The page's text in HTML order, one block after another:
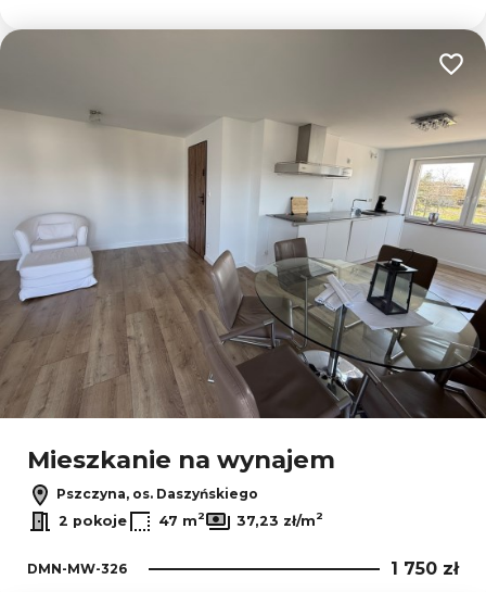
Mieszkanie na wynajem
Pszczyna, os. Daszyńskiego
2 pokoje
47 m2 37,23 zł/m2
DMN-MW-326 1 750 zł